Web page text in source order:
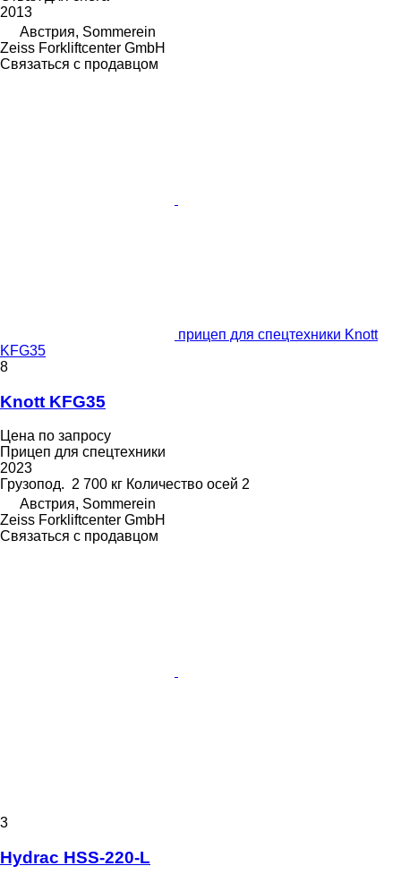
2013
Австрия, Sommerein
Zeiss Forkliftcenter GmbH
Связаться с продавцом
прицеп для спецтехники Knott
KFG35
8
Knott KFG35
Цена по запросу
Прицеп для спецтехники
2023
Грузопод. 2 700 кг Количество осей 2
Австрия, Sommerein
Zeiss Forkliftcenter GmbH
Связаться с продавцом
3
Hydrac HSS-220-L